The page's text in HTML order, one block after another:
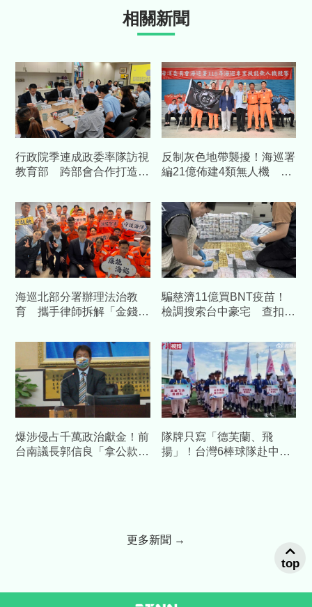
相關新聞
行政院季連成政委率隊訪視
教育部 跨部會合作打造校
反制灰色地帶襲擾！海巡署
編21億佈建4類無人機 邁
海巡北部分署辦理法治教
育 攜手律師拆解「金錢美
騙慈濟11億買BNT疫苗！
檢調搜索台中豪宅 查扣逾
爆涉侵占千萬政治獻金！前
台南議長郭信良「拿公款補
隊牌只寫「德芙蘭、飛
揚」！台灣6棒球隊赴中交
更多新聞 →
top